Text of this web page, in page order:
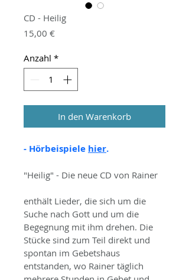
CD - Heilig
15,00 €Preis
Anzahl *
In den Warenkorb
- Hörbeispiele hier.
"Heilig" - Die neue CD von Rainer
enthält Lieder, die sich um die
Suche nach Gott und um die
Begegnung mit ihm drehen. Die
Stücke sind zum Teil direkt und
spontan im Gebetshaus
entstanden, wo Rainer täglich